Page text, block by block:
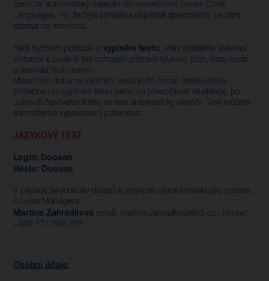
formulář automaticky odeslán do společnosti James Cook
Languages. To, že byla přihláška úspěšně zpracována, se Vám
zobrazí na monitoru.
Rádi bychom požádali o vyplnění testu, který předáme Vašemu
lektorovi a bude si tak schopen připravit výukový plán, který bude
odpovídat Vaší úrovni.
Maximální doba na vyplnění testu je 65 minut (reálná délka
potřebná pro vyplnění testu závisí na pokročilosti studenta), po
uplynutí časového limitu se test automaticky ukončí. Test můžete
samozřejmě vypracovat i z domova.
JAZYKOVÝ TEST
Login: Doosan
Heslo: Doosan
V případě jakýchkoliv dotazů k jazykové výuce kontaktujte, prosím,
Course Managera:
Martina Zahrádková email: martina.zahradkova@jcl.cz , phone:
+420 771 299 226
Osobní údaje: